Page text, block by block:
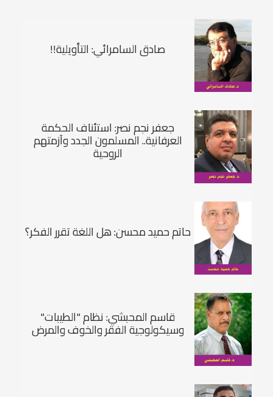
صادق السامرائي: التأويلية!!
جعفر نجم نصر: استئناف الحكمة
العرفانية.. المسلمون الجدد وآزمتهم
الروحية
حاتم حميد محسن: هل اللغة تقرر الفكر؟
قاسم المحبشي: نظام "الطيبات"
وسيكولوجية الفقر والخوف والمرض